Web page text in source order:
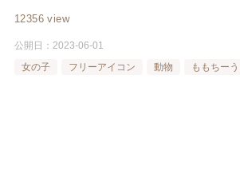
12356 view
公開日： 2023-06-01
女の子
フリーアイコン 動物 ももちー